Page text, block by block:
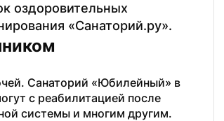
оздоровительных
«Санаторий.ру».
Санаторий «Юбилейный» в
с реабилитацией после
системы и многим другим.